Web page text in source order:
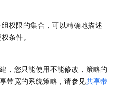
权限的集合，可以精确地描述
条件。
，您只能使用不能修改，策略的
带宽的系统策略，请参见共享带